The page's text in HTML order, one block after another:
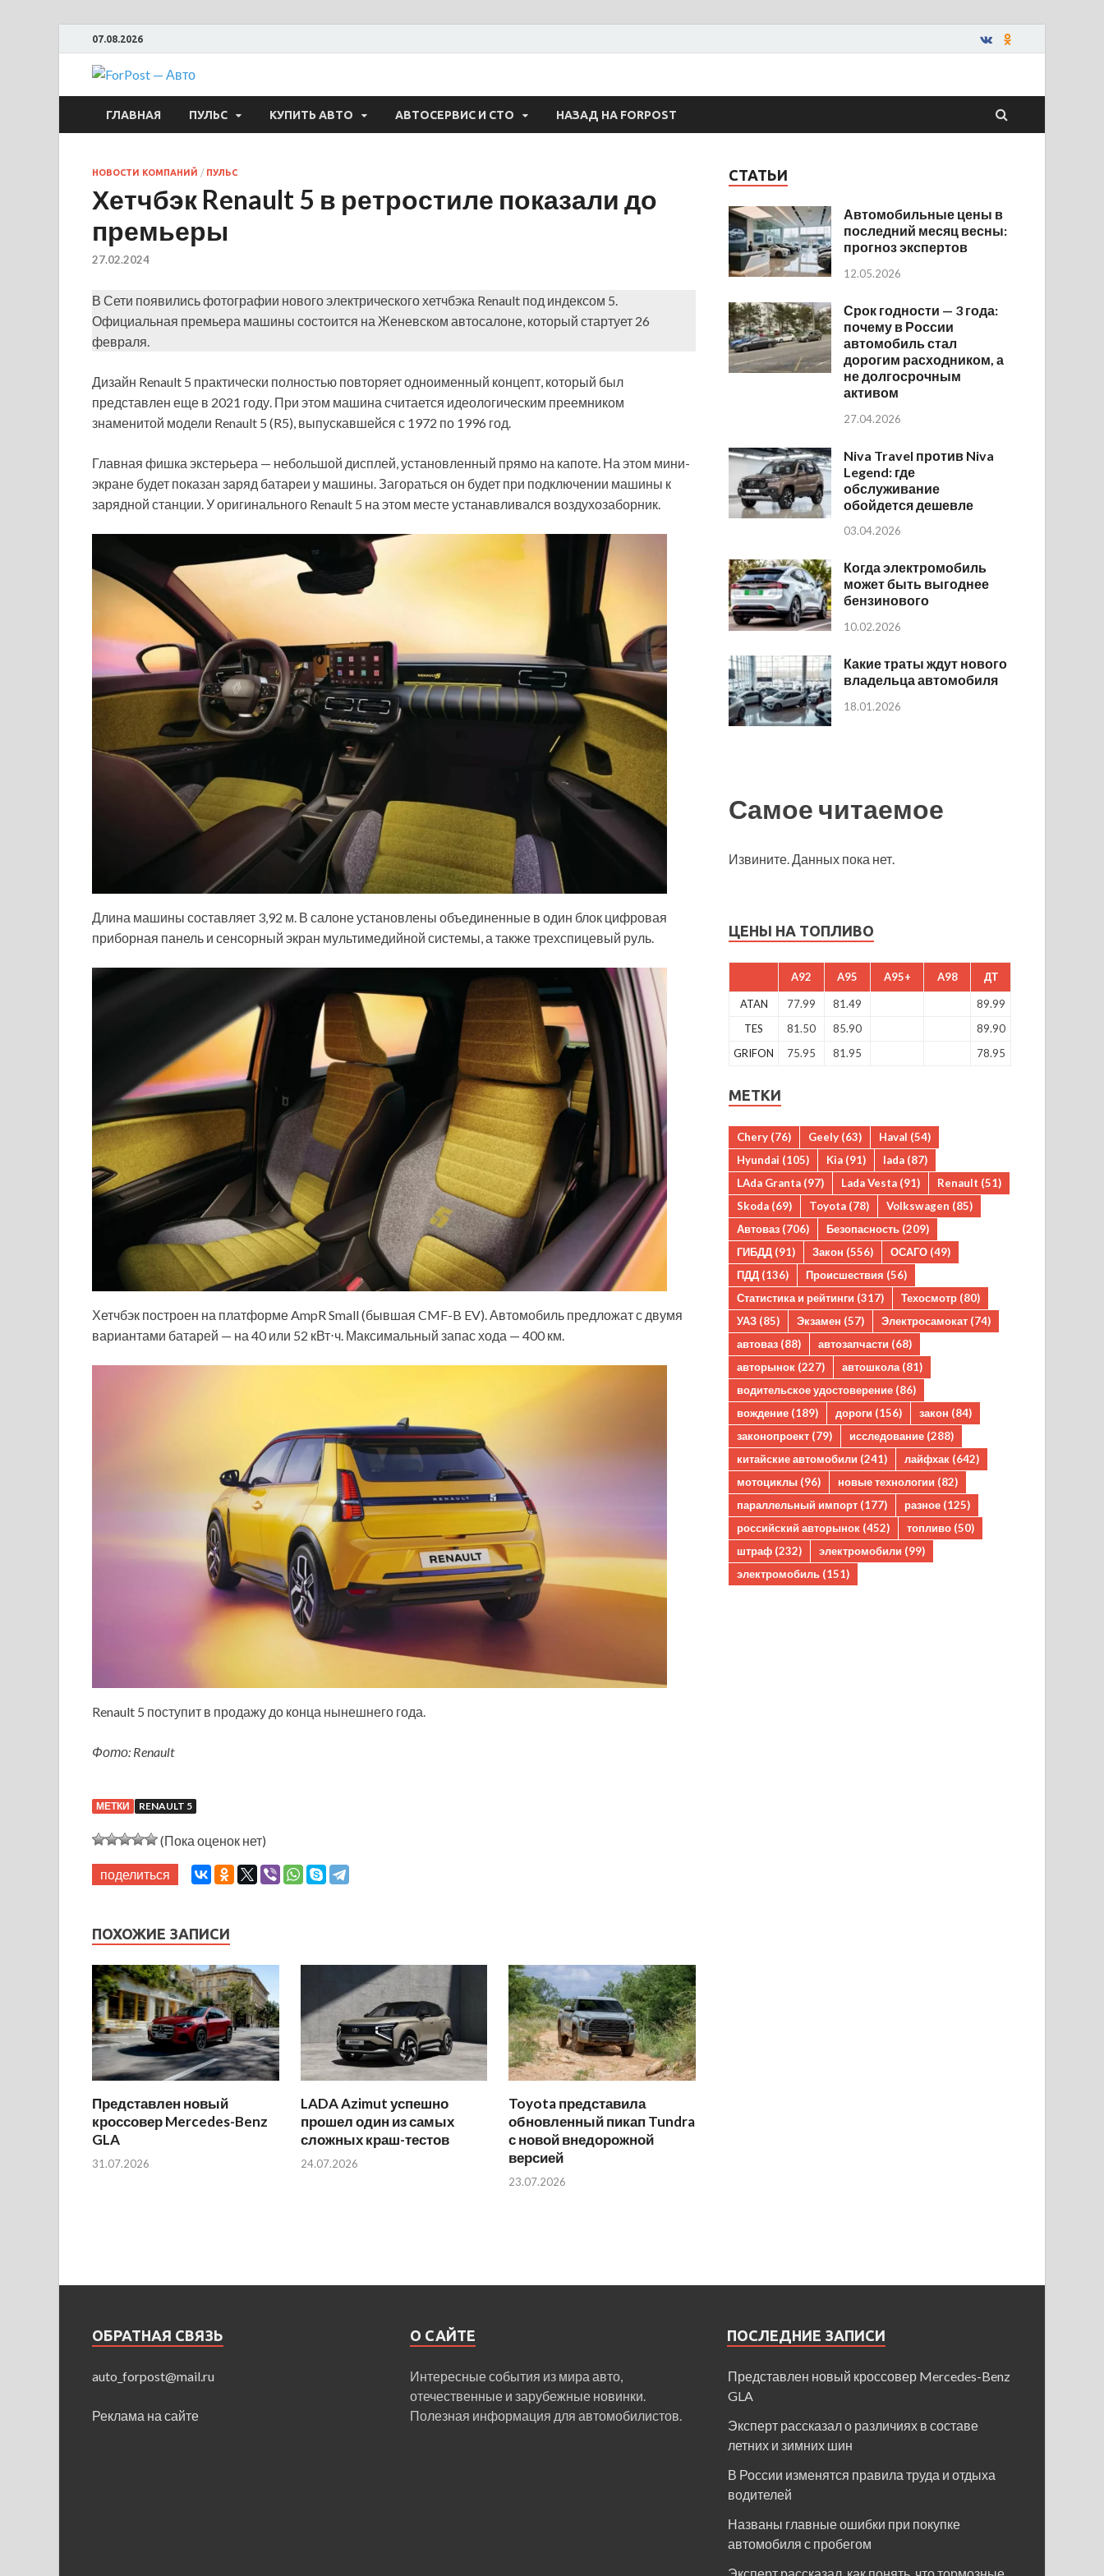
07.08.2026
ForPost — Авто
ГЛАВНАЯ ПУЛЬС КУПИТЬ АВТО АВТОСЕРВИС И СТО НАЗАД НА FORPOST
НОВОСТИ КОМПАНИЙ / ПУЛЬС
Хетчбэк Renault 5 в ретростиле показали до
премьеры
27.02.2024
В Сети появились фотографии нового электрического хетчбэка Renault под индексом 5.
Официальная премьера машины состоится на Женевском автосалоне, который стартует 26
февраля.
Дизайн Renault 5 практически полностью повторяет одноименный концепт, который был
представлен еще в 2021 году. При этом машина считается идеологическим преемником
знаменитой модели Renault 5 (R5), выпускавшейся с 1972 по 1996 год.
Главная фишка экстерьера — небольшой дисплей, установленный прямо на капоте. На этом мини-
экране будет показан заряд батареи у машины. Загораться он будет при подключении машины к
зарядной станции. У оригинального Renault 5 на этом месте устанавливался воздухозаборник.
Длина машины составляет 3,92 м. В салоне установлены объединенные в один блок цифровая
приборная панель и сенсорный экран мультимедийной системы, а также трехспицевый руль.
Хетчбэк построен на платформе AmpR Small (бывшая CMF-B EV). Автомобиль предложат с двумя
вариантами батарей — на 40 или 52 кВт⋅ч. Максимальный запас хода — 400 км.
Renault 5 поступит в продажу до конца нынешнего года.
Фото: Renault
МЕТКИ RENAULT 5
(Пока оценок нет)
поделиться
ПОХОЖИЕ ЗАПИСИ
Представлен новый
кроссовер Mercedes-Benz
GLA
31.07.2026
LADA Azimut успешно
прошел один из самых
сложных краш-тестов
24.07.2026
Toyota представила
обновленный пикап Tundra
с новой внедорожной
версией
23.07.2026
СТАТЬИ
Автомобильные цены в
последний месяц весны:
прогноз экспертов
12.05.2026
Срок годности — 3 года:
почему в России
автомобиль стал
дорогим расходником, а
не долгосрочным
активом
27.04.2026
Niva Travel против Niva
Legend: где
обслуживание
обойдется дешевле
03.04.2026
Когда электромобиль
может быть выгоднее
бензинового
10.02.2026
Какие траты ждут нового
владельца автомобиля
18.01.2026
Самое читаемое
Извините. Данных пока нет.
ЦЕНЫ НА ТОПЛИВО
A92 A95 A95+ A98 ДТ
ATAN 77.99 81.49
89.99
TES
81.50 85.90
89.90
GRIFON
75.95 81.95 78.95
МЕТКИ
Chery (76) Geely (63) Haval (54)
Hyundai (105) Kia (91) lada (87)
LAda Granta (97) Lada Vesta (91) Renault (51)
Skoda (69) Toyota (78) Volkswagen (85)
Автоваз (706) Безопасность (209)
ГИБДД (91) Закон (556) ОСАГО (49)
ПДД (136) Происшествия (56)
Статистика и рейтинги (317) Техосмотр (80)
УАЗ (85) Экзамен (57) Электросамокат (74)
автоваз (88) автозапчасти (68)
авторынок (227) автошкола (81)
водительское удостоверение (86)
вождение (189) дороги (156) закон (84)
законопроект (79) исследование (288)
китайские автомобили (241) лайфхак (642)
мотоциклы (96) новые технологии (82)
параллельный импорт (177) разное (125)
российский авторынок (452) топливо (50)
штраф (232) электромобили (99)
электромобиль (151)
ОБРАТНАЯ СВЯЗЬ
auto_forpost@mail.ru
Реклама на сайте
О САЙТЕ
Интересные события из мира авто,
отечественные и зарубежные новинки.
Полезная информация для автомобилистов.
ПОСЛЕДНИЕ ЗАПИСИ
Представлен новый кроссовер Mercedes-Benz
GLA
Эксперт рассказал о различиях в составе
летних и зимних шин
В России изменятся правила труда и отдыха
водителей
Названы главные ошибки при покупке
автомобиля с пробегом